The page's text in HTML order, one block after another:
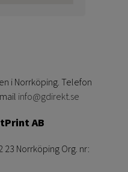
i Norrköping. Telefon
info@gdirekt.se
AB
23 Norrköping Org. nr: